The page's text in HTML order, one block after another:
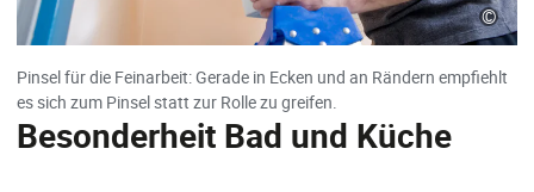
©
Pinsel für die Feinarbeit: Gerade in Ecken und an Rändern empfiehlt
es sich zum Pinsel statt zur Rolle zu greifen.
Besonderheit Bad und Küche